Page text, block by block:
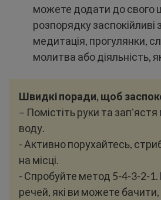
можете додати до свого
розпорядку заспокійливі
медитація, прогулянки,
молитва або діяльність,
Швидкі поради, щоб
– Помістіть руки та зап'ястя
воду.
- Активно порухайтесь,
на місці.
- Спробуйте метод 5-4-3-2-1.
речей, які ви можете бачити,